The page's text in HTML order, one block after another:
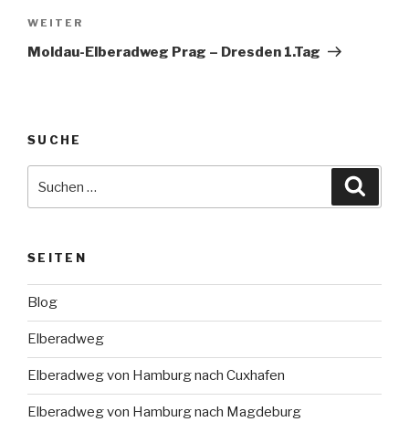
Nächster
Beitrag
WEITER
Moldau-Elberadweg Prag – Dresden 1.Tag
SUCHE
nach:
SEITEN
Blog
Elberadweg
Elberadweg von Hamburg nach Cuxhafen
Elberadweg von Hamburg nach Magdeburg